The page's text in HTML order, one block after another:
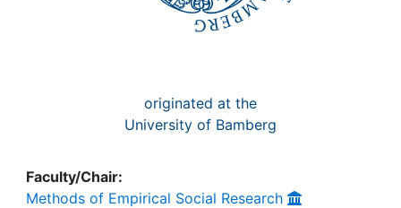
originated at the
University of Bamberg
Faculty/Chair:
Methods of Empirical Social Research